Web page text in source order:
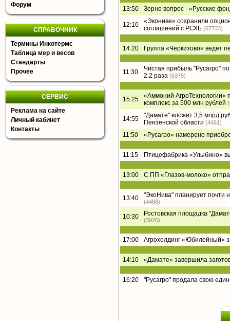
Форум
СПРАВОЧНИК
Термины Инкотермс
Таблица мер и весов
Стандарты
Прочее
СЕРВИС
Реклама на сайте
Личный кабинет
Контакты
13:50 Зерно вопрос - «Русские
12:10
«Экониве» сохранили
соглашений с РСХБ (67733)
14:20 Группа «Черкизово» ведет
11:30
Чистая прибыль "Русагро"
2.2 раза (5379)
15:25
«Аммоний АгроТехнологии»
комплекс за 500 млн рублей
14:55
"Дамате" вложит 3,5 млрд
Пензенской области (4461)
11:50 «Русагро» намерено
11:15 Птицефабрика «Улыбино»
13:00 С ПП «Глазов-молоко»
13:40 "ЭкоНива" планирует почти
(4488)
10:30 Ростовская площадка
(3926)
17:00 Агрохолдинг «Юбилейный»
14:10 «Дамате» завершила
16:20 "Русагро" продала свою